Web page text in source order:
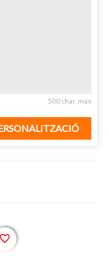
500 char. max
favorite_border